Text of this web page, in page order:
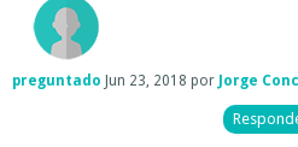
preguntado Jun 23, 2018 por Jorge